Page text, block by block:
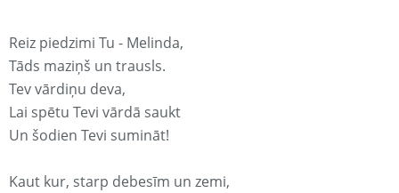
Reiz piedzimi Tu - Melinda,
Tāds maziņš un trausls.
Tev vārdiņu deva,
Lai spētu Tevi vārdā saukt
Un šodien Tevi sumināt!
Kaut kur, starp debesīm un zemi,